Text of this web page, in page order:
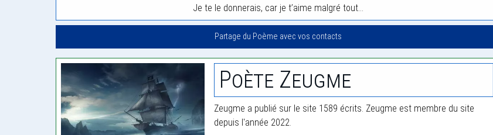
Je te le donnerais, car je t’aime malgré tout…
Partage du Poème avec vos contacts
Poète Zeugme
Zeugme a publié sur le site 1589 écrits. Zeugme est membre du site
depuis l'année 2022.